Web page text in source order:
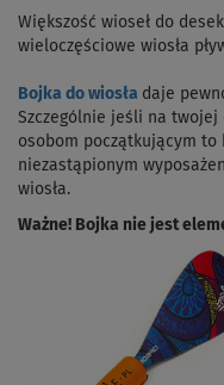
Większość wioseł do
wieloczęściowe wiosła
Bojka do wiosła daje
Szczególnie jeśli na twojej
osobom początkującym to
niezastąpionym
wiosła.
Ważne! Bojka nie jest